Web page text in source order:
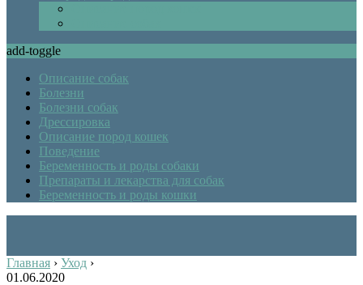
add-toggle
Описание собак
Болезни
Болезни собак
Дрессировка
Описание пород кошек
Поведение
Беременность и роды собаки
Препараты и лекарства для собак
Беременность и роды кошки
Главная › Уход ›
01.06.2020